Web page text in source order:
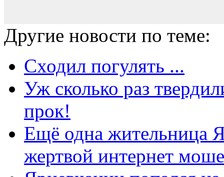
Другие новости по теме:
Сходил погулять ...
Уж сколько раз
прок!
Ещё одна жительница
жертвой интернет